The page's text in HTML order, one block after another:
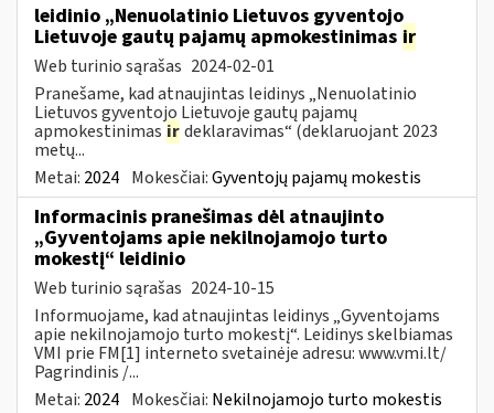
leidinio „Nenuolatinio Lietuvos gyventojo
Lietuvoje gautų pajamų apmokestinimas ir
Web turinio sąrašas 2024-02-01
Pranešame, kad atnaujintas leidinys „Nenuolatinio
Lietuvos gyventojo Lietuvoje gautų pajamų
apmokestinimas irdeklaravimas“ (deklaruojant 2023
metų...
Metai: 2024 Mokesčiai:Gyventojų pajamų mokestis
Informacinis pranešimas dėl atnaujinto
„Gyventojams apie nekilnojamojo turto
mokestį“ leidinio
Web turinio sąrašas 2024-10-15
Informuojame, kad atnaujintas leidinys „Gyventojams
apie nekilnojamojo turto mokestį“. Leidinys skelbiamas
VMI prie FM[1] interneto svetainėje adresu: www.vmi.lt/
Pagrindinis /...
Metai: 2024 Mokesčiai: Nekilnojamojo turto mokestis